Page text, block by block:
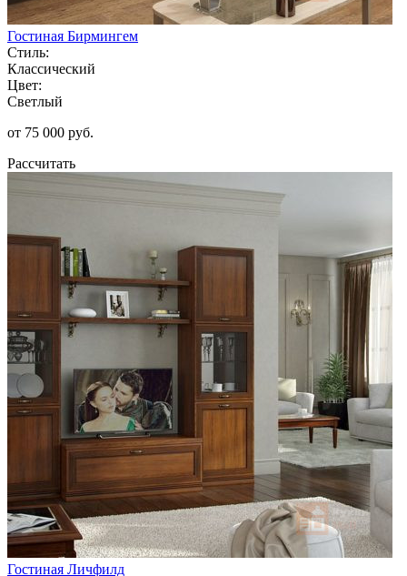
Гостиная Бирмингем
Стиль:
Классический
Цвет:
Светлый
от 75 000 руб.
Рассчитать
Гостиная Личфилд